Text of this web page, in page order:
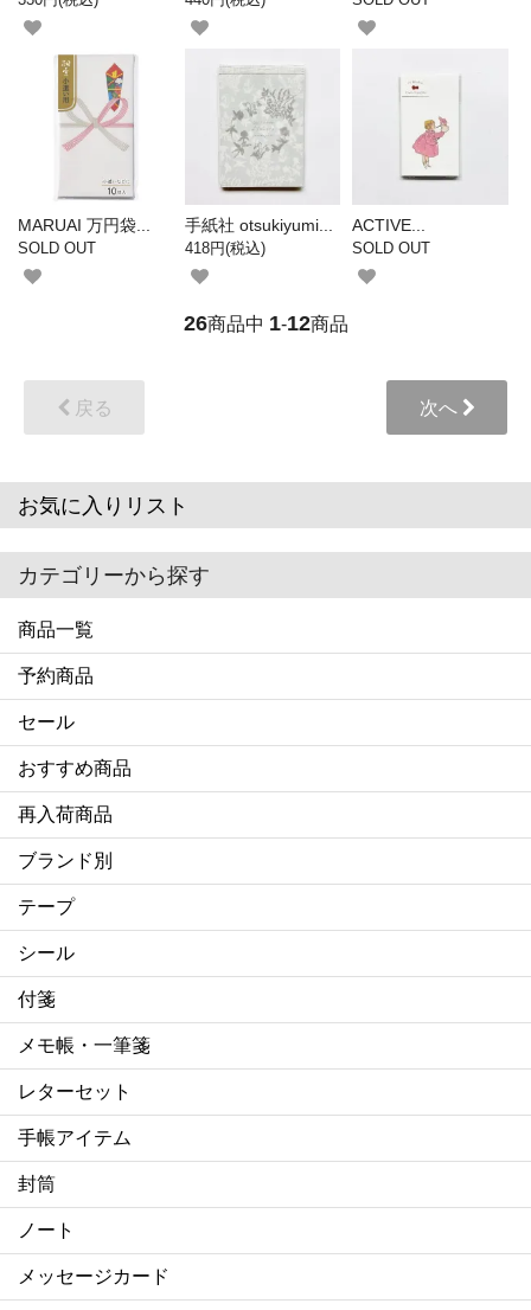
MARUAI 万円袋...
SOLD OUT
手紙社 otsukiyumi...
418円(税込)
ACTIVE...
SOLD OUT
26商品中 1-12商品
戻る 次へ
お気に入りリスト
カテゴリーから探す
商品一覧
予約商品
セール
おすすめ商品
再入荷商品
ブランド別
テープ
シール
付箋
メモ帳・一筆箋
レターセット
手帳アイテム
封筒
ノート
メッセージカード